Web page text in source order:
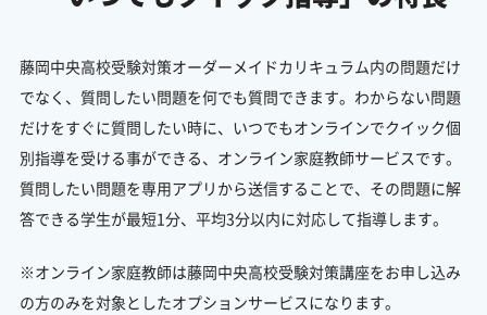
藤岡中央高校受験対策オーダーメイドカリキュラム内の問題だけ
でなく、質問したい問題を何でも質問できます。わからない問題
だけをすぐに質問したい時に、いつでもオンラインでクイック個
別指導を受ける事ができる、オンライン家庭教師サービスです。
質問したい問題を専用アプリから送信することで、その問題に解
答できる学生が最短1分、平均3分以内に対応して指導します。
※オンライン家庭教師は藤岡中央高校受験対策講座をお申し込み
の方のみを対象としたオプションサービスになります。